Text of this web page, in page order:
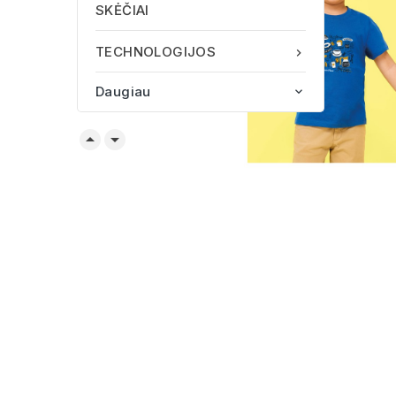
SKĖČIAI

TECHNOLOGIJOS
Daugiau 
 